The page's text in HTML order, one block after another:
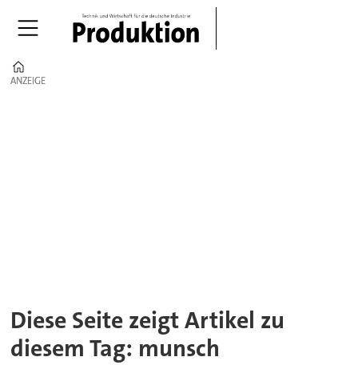
ANZEIGE
ANZEIGE
Diese Seite zeigt Artikel zu
diesem Tag: munsch